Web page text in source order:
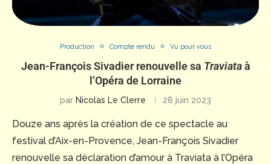
Production Compte rendu Vu pour vous
Jean-François Sivadier renouvelle sa Traviataà
l’Opéra de Lorraine
par Nicolas Le Clerre 28 juin 2023
Douze ans après la création de ce spectacle au
festival d’Aix-en-Provence, Jean-François Sivadier
renouvelle sa déclaration d’amour à Traviata à l’Opéra